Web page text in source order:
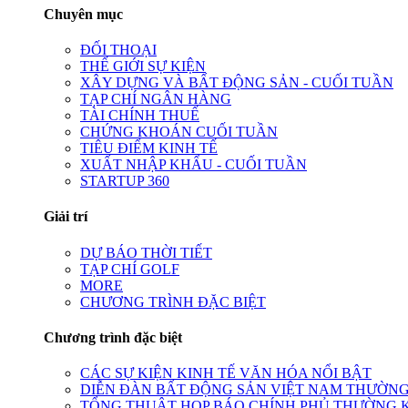
Chuyên mục
ĐỐI THOẠI
THẾ GIỚI SỰ KIỆN
XÂY DỰNG VÀ BẤT ĐỘNG SẢN - CUỐI TUẦN
TẠP CHÍ NGÂN HÀNG
TÀI CHÍNH THUẾ
CHỨNG KHOÁN CUỐI TUẦN
TIÊU ĐIỂM KINH TẾ
XUẤT NHẬP KHẨU - CUỐI TUẦN
STARTUP 360
Giải trí
DỰ BÁO THỜI TIẾT
TẠP CHÍ GOLF
MORE
CHƯƠNG TRÌNH ĐẶC BIỆT
Chương trình đặc biệt
CÁC SỰ KIỆN KINH TẾ VĂN HÓA NỔI BẬT
DIỄN ĐÀN BẤT ĐỘNG SẢN VIỆT NAM